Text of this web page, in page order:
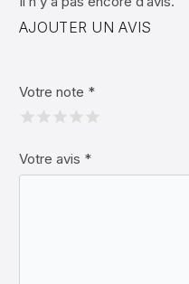
AJOUTER UN AVIS
Votre note *
Votre avis *